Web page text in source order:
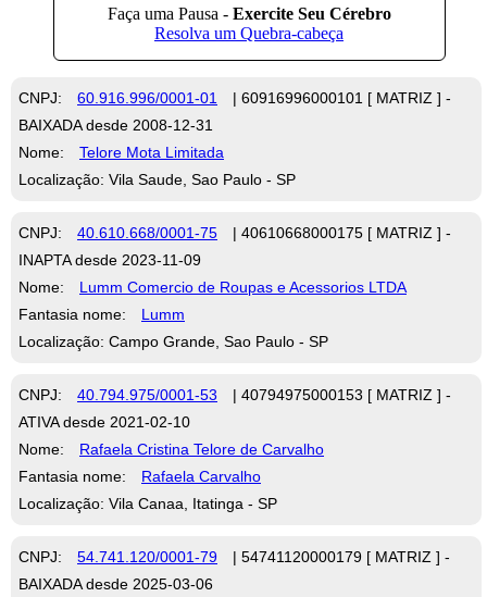
CNPJ: 60.916.996/0001-01
| 60916996000101 [ MATRIZ ] -
BAIXADA desde 2008-12-31
Nome:
Telore Mota Limitada
Localização: Vila Saude, Sao Paulo - SP
CNPJ: 40.610.668/0001-75
| 40610668000175 [ MATRIZ ] -
INAPTA desde 2023-11-09
Nome:
Lumm Comercio de Roupas e Acessorios LTDA
Fantasia nome:
Lumm
Localização: Campo Grande, Sao Paulo - SP
CNPJ: 40.794.975/0001-53
| 40794975000153 [ MATRIZ ] -
ATIVA desde 2021-02-10
Nome:
Rafaela Cristina Telore de Carvalho
Fantasia nome:
Rafaela Carvalho
Localização: Vila Canaa, Itatinga - SP
CNPJ: 54.741.120/0001-79
| 54741120000179 [ MATRIZ ] -
BAIXADA desde 2025-03-06